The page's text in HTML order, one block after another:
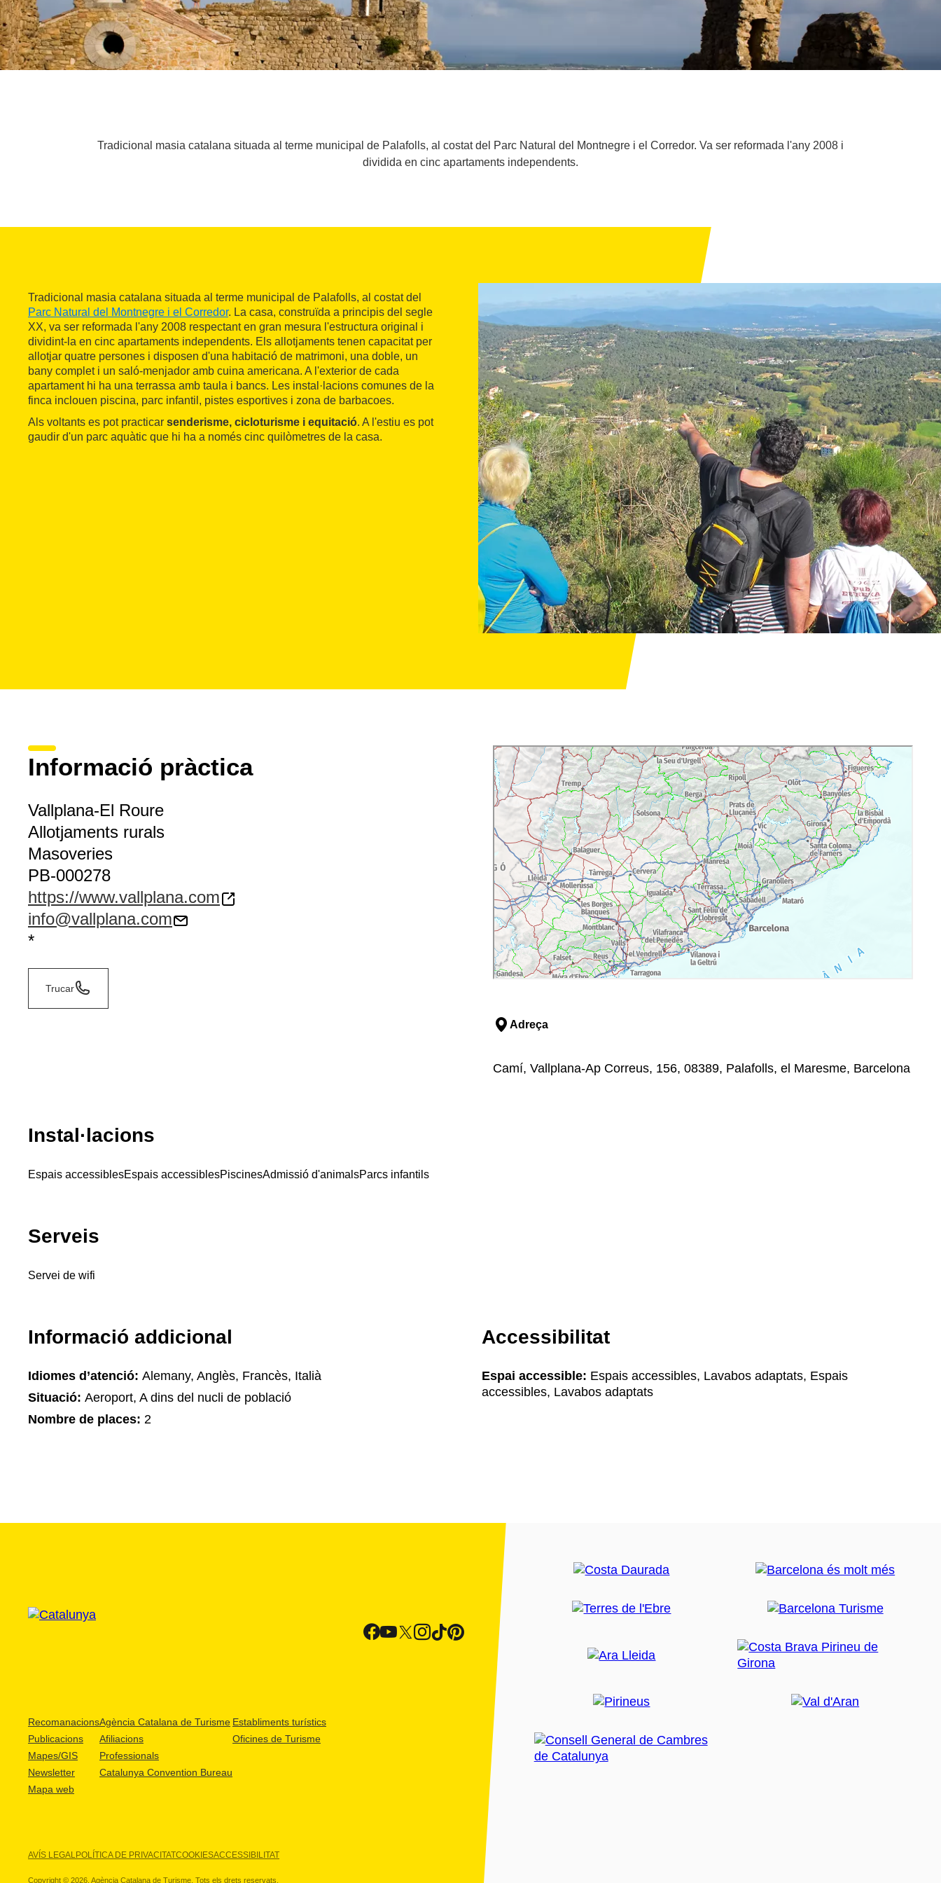
Tradicional masia catalana situada al terme municipal de Palafolls, al costat del Parc Natural del Montnegre i el Corredor. Va ser reformada l'any 2008 i
dividida en cinc apartaments independents.
Tradicional masia catalana situada al terme municipal de Palafolls, al costat del
Parc Natural del Montnegre i el Corredor. La casa, construïda a principis del segle
XX, va ser reformada l'any 2008 respectant en gran mesura l'estructura original i
dividint-la en cinc apartaments independents. Els allotjaments tenen capacitat per
allotjar quatre persones i disposen d'una habitació de matrimoni, una doble, un
bany complet i un saló-menjador amb cuina americana. A l'exterior de cada
apartament hi ha una terrassa amb taula i bancs. Les instal·lacions comunes de la
finca inclouen piscina, parc infantil, pistes esportives i zona de barbacoes.
Als voltants es pot practicar senderisme, cicloturisme i equitació. A l'estiu es pot
gaudir d'un parc aquàtic que hi ha a només cinc quilòmetres de la casa.
Informació pràctica
Vallplana-El Roure
Allotjaments rurals
Masoveries
PB-000278
https://www.vallplana.com
info@vallplana.com
*
Trucar
Adreça
Camí, Vallplana-Ap Correus, 156, 08389, Palafolls, el Maresme, Barcelona
Instal·lacions
Espais accessiblesEspais accessiblesPiscinesAdmissió d'animalsParcs infantils
Serveis
Servei de wifi
Informació addicional
Idiomes d’atenció: Alemany, Anglès, Francès, Italià
Situació: Aeroport, A dins del nucli de població
Nombre de places: 2
Accessibilitat
Espai accessible: Espais accessibles, Lavabos adaptats, Espais
accessibles, Lavabos adaptats
Recomanacions
Publicacions
Mapes/GIS
Newsletter
Mapa web
Agència Catalana de Turisme
Afiliacions
Professionals
Catalunya Convention Bureau
Establiments turístics
Oficines de Turisme
AVÍS LEGALPOLÍTICA DE PRIVACITATCOOKIESACCESSIBILITAT
Copyright © 2026. Agència Catalana de Turisme. Tots els drets reservats.